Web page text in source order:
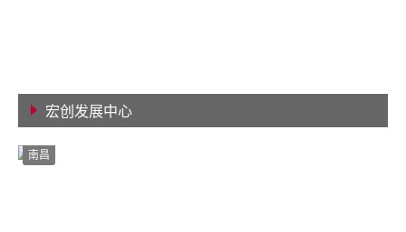
宏创发展中心
南昌